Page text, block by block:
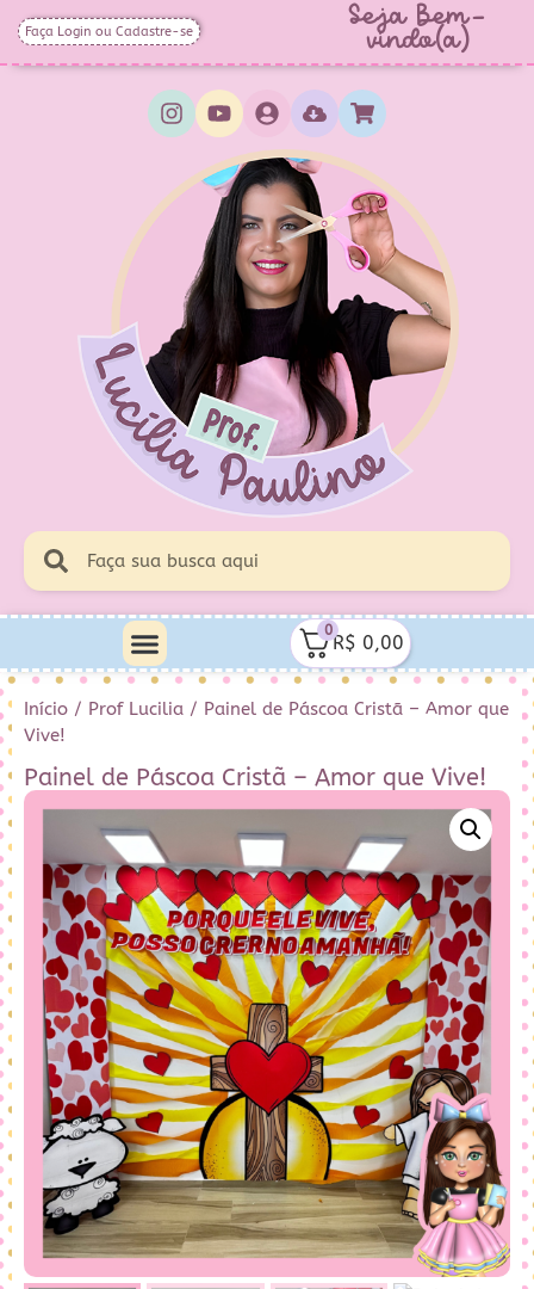
Faça Login ou Cadastre-se Seja Bem-
vindo(a)
0
R$ 0,00
Início / Prof Lucilia / Painel de Páscoa Cristã – Amor que
Vive!
Painel de Páscoa Cristã – Amor que Vive!